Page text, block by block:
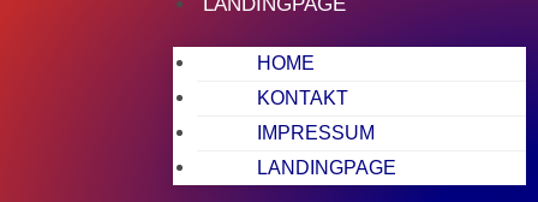
HOME
KONTAKT
IMPRESSUM
LANDINGPAGE